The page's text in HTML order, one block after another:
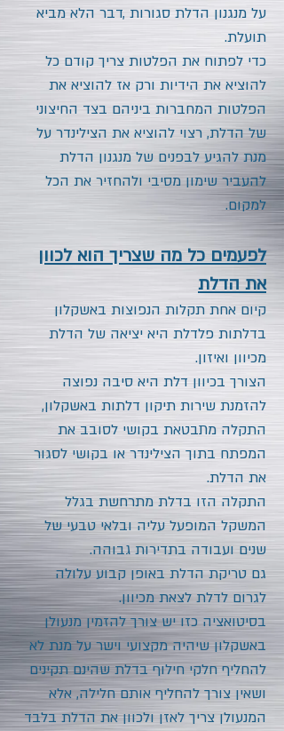
על מנגנון הדלת סגורות ,דבר הלא מביא
תועלת.
כדי לפתוח את הפלטות צריך קודם כל
להוציא את הידיות ורק אז להוציא את
הפלטות המחברות ביניהם בצד החיצוני
של הדלת, רצוי להוציא את הצילינדר על
מנת להגיע לבפנים של מנגנון הדלת
להעביר שימון מסיבי ולהחזיר את הכל
למקום.
לפעמים כל מה שצריך הוא לכוון
את הדלת
קיום אחת תקלות הנפוצות באשקלון
בדלתות פלדלת היא יציאה של הדלת
מכיוון ואיזון.
הצורך בכיוון דלת היא סיבה נפוצה
להזמנת שירות תיקון דלתות באשקלון,
התקלה מתבטאת בקושי לסובב את
המפתח בתוך הצילינדר או בקושי לסגור
את הדלת.
התקלה הזו בדלת מתרחשת בגלל
המשקל המופעל עליה ובלאי טבעי של
שנים ועבודה בתדירות גבוהה.
גם טריקת הדלת באופן קבוע עלולה
לגרום לדלת לצאת מכיוון.
בסיטואציה כזו יש צורך להזמין מנעולן
באשקלון שיהיה מקצועי וישר על מנת לא
להחליף חלקי חילוף בדלת שהינם תקינים
ושאין צורך להחליף אותם חלילה, אלא
המנעולן צריך לאזן ולכוון את הדלת בלבד